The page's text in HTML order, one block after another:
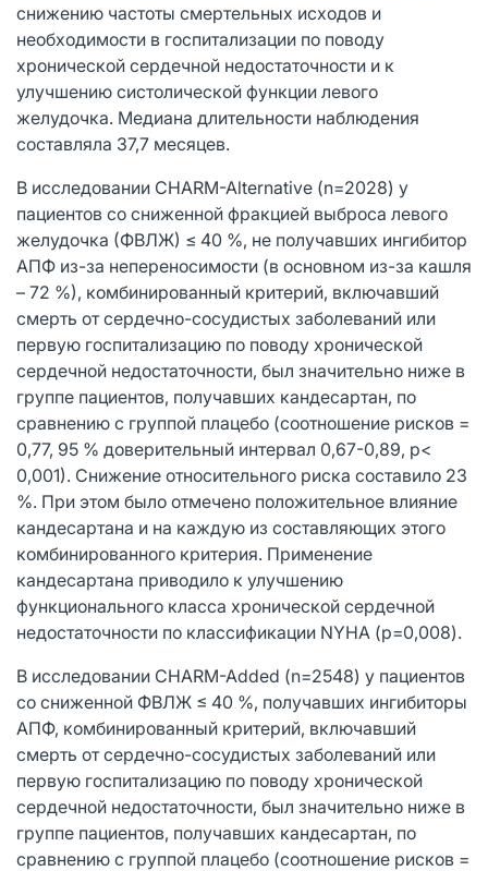
снижению частоты смертельных исходов и
необходимости в госпитализации по поводу
хронической сердечной недостаточности и к
улучшению систолической функции левого
желудочка. Медиана длительности наблюдения
составляла 37,7 месяцев.
В исследовании CHARM-Alternative (n=2028) у
пациентов со сниженной фракцией выброса левого
желудочка (ФВЛЖ) ≤ 40 %, не получавших ингибитор
АПФ из-за непереносимости (в основном из-за кашля
– 72 %), комбинированный критерий, включавший
смерть от сердечно-сосудистых заболеваний или
первую госпитализацию по поводу хронической
сердечной недостаточности, был значительно ниже в
группе пациентов, получавших кандесартан, по
сравнению с группой плацебо (соотношение рисков =
0,77, 95 % доверительный интервал 0,67-0,89, р<
0,001). Снижение относительного риска составило 23
%. При этом было отмечено положительное влияние
кандесартана и на каждую из составляющих этого
комбинированного критерия. Применение
кандесартана приводило к улучшению
функционального класса хронической сердечной
недостаточности по классификации NYHA (р=0,008).
В исследовании CHARM-Added (n=2548) у пациентов
со сниженной ФВЛЖ ≤ 40 %, получавших ингибиторы
АПФ, комбинированный критерий, включавший
смерть от сердечно-сосудистых заболеваний или
первую госпитализацию по поводу хронической
сердечной недостаточности, был значительно ниже в
группе пациентов, получавших кандесартан, по
сравнению с группой плацебо (соотношение рисков =